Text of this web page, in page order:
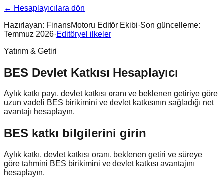
← Hesaplayıcılara dön
Hazırlayan: FinansMotoru Editör Ekibi·Son güncelleme:
Temmuz 2026·Editöryel ilkeler
Yatırım & Getiri
BES Devlet Katkısı Hesaplayıcı
Aylık katkı payı, devlet katkısı oranı ve beklenen getiriye göre
uzun vadeli BES birikimini ve devlet katkısının sağladığı net
avantajı hesaplayın.
BES katkı bilgilerini girin
Aylık katkı, devlet katkısı oranı, beklenen getiri ve süreye
göre tahmini BES birikimini ve devlet katkısı avantajını
hesaplayın.